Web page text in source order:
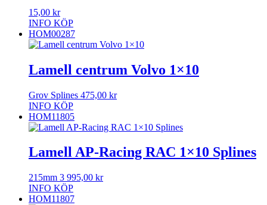
15,00 kr
INFO KÖP
HOM00287
Lamell centrum Volvo 1×10
Grov Splines 475,00 kr
INFO KÖP
HOM11805
Lamell AP-Racing RAC 1×10 Splines
215mm 3 995,00 kr
INFO KÖP
HOM11807